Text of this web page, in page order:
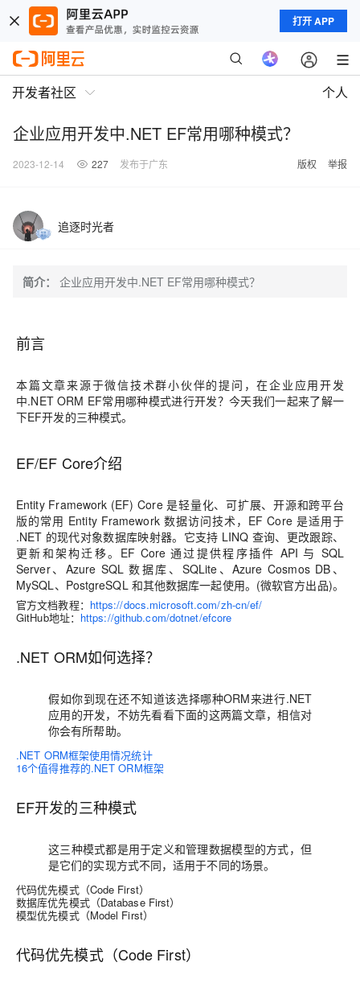
打开 APP
开发者社区 个人
企业应用开发中.NET EF常用哪种模式？
2023-12-14 227 发布于广东 版权 举报
追逐时光者
简介： 企业应用开发中.NET EF常用哪种模式？
前言
本篇文章来源于微信技术群小伙伴的提问，在企业应用开发
中.NET ORM EF常用哪种模式进行开发？今天我们一起来了解一
下EF开发的三种模式。
EF/EF Core介绍
Entity Framework (EF) Core 是轻量化、可扩展、开源和跨平台
版的常用 Entity Framework 数据访问技术，EF Core 是适用于
.NET 的现代对象数据库映射器。它支持 LINQ 查询、更改跟踪、
更新和架构迁移。EF Core 通过提供程序插件 API 与 SQL
Server、Azure SQL 数据库、SQLite、Azure Cosmos DB、
MySQL、PostgreSQL 和其他数据库一起使用。(微软官方出品)。
官方文档教程： https://docs.microsoft.com/zh-cn/ef/
GitHub地址： https://github.com/dotnet/efcore
.NET ORM如何选择？
假如你到现在还不知道该选择哪种ORM来进行.NET
应用的开发，不妨先看看下面的这两篇文章，相信对
你会有所帮助。
.NET ORM框架使用情况统计
16个值得推荐的.NET ORM框架
EF开发的三种模式
这三种模式都是用于定义和管理数据模型的方式，但
是它们的实现方式不同，适用于不同的场景。
代码优先模式（Code First）
数据库优先模式（Database First）
模型优先模式（Model First）
代码优先模式（Code First）